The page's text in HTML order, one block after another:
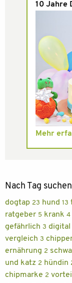
10 Jahre
Mehr
Nach Tag suchen
dogtap 23 hund 13
ratgeber 5 krank 4
gefährlich 3 digital
vergleich 3
ernährung 2
und katz 2 hündin
chipmarke 2